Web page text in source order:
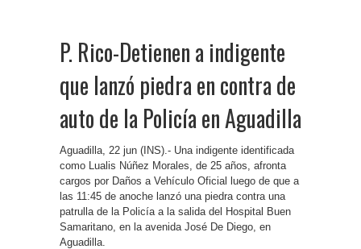
P. Rico-Detienen a indigente
que lanzó piedra en contra de
auto de la Policía en Aguadilla
Aguadilla, 22 jun (INS).- Una indigente identificada
como Lualis Núñez Morales, de 25 años, afronta
cargos por Daños a Vehículo Oficial luego de que a
las 11:45 de anoche lanzó una piedra contra una
patrulla de la Policía a la salida del Hospital Buen
Samaritano, en la avenida José De Diego, en
Aguadilla.